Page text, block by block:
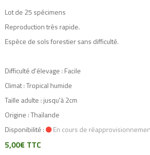
Lot de 25 spécimens
Reproduction très rapide.
Espèce de sols forestier sans difficulté.
Difficulté d'élevage : Facile
Climat : Tropical humide
Taille adulte : jusqu'à 2cm
Origine : Thaïlande
Disponibilité :
En cours de
5,00€ TTC